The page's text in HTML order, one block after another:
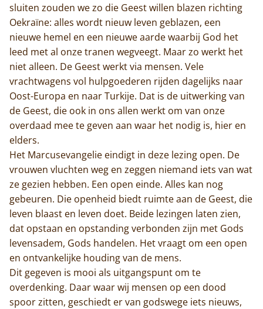
sluiten zouden we zo die Geest willen blazen richting
Oekraïne: alles wordt nieuw leven geblazen, een
nieuwe hemel en een nieuwe aarde waarbij God het
leed met al onze tranen wegveegt. Maar zo werkt het
niet alleen. De Geest werkt via mensen. Vele
vrachtwagens vol hulpgoederen rijden dagelijks naar
Oost-Europa en naar Turkije. Dat is de uitwerking van
de Geest, die ook in ons allen werkt om van onze
overdaad mee te geven aan waar het nodig is, hier en
elders.
Het Marcusevangelie eindigt in deze lezing open. De
vrouwen vluchten weg en zeggen niemand iets van wat
ze gezien hebben. Een open einde. Alles kan nog
gebeuren. Die openheid biedt ruimte aan de Geest, die
leven blaast en leven doet. Beide lezingen laten zien,
dat opstaan en opstanding verbonden zijn met Gods
levensadem, Gods handelen. Het vraagt om een open
en ontvankelijke houding van de mens.
Dit gegeven is mooi als uitgangspunt om te
overdenking. Daar waar wij mensen op een dood
spoor zitten, geschiedt er van godswege iets nieuws,